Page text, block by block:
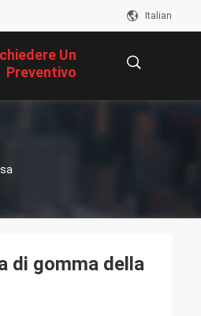
Italian
Un
Preventivo
di gomma della